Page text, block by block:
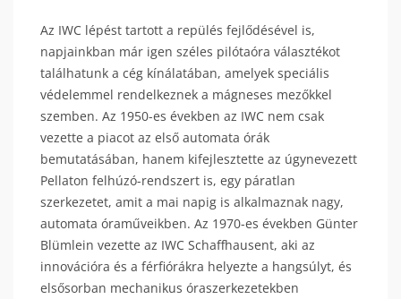
Az IWC lépést tartott a repülés fejlődésével is,
napjainkban már igen széles pilótaóra választékot
találhatunk a cég kínálatában, amelyek speciális
védelemmel rendelkeznek a mágneses mezőkkel
szemben. Az 1950-es években az IWC nem csak
vezette a piacot az első automata órák
bemutatásában, hanem kifejlesztette az úgynevezett
Pellaton felhúzó-rendszert is, egy páratlan
szerkezetet, amit a mai napig is alkalmaznak nagy,
automata óraműveikben. Az 1970-es években Günter
Blümlein vezette az IWC Schaffhausent, aki az
innovációra és a férfiórákra helyezte a hangsúlyt, és
elsősorban mechanikus óraszerkezetekben